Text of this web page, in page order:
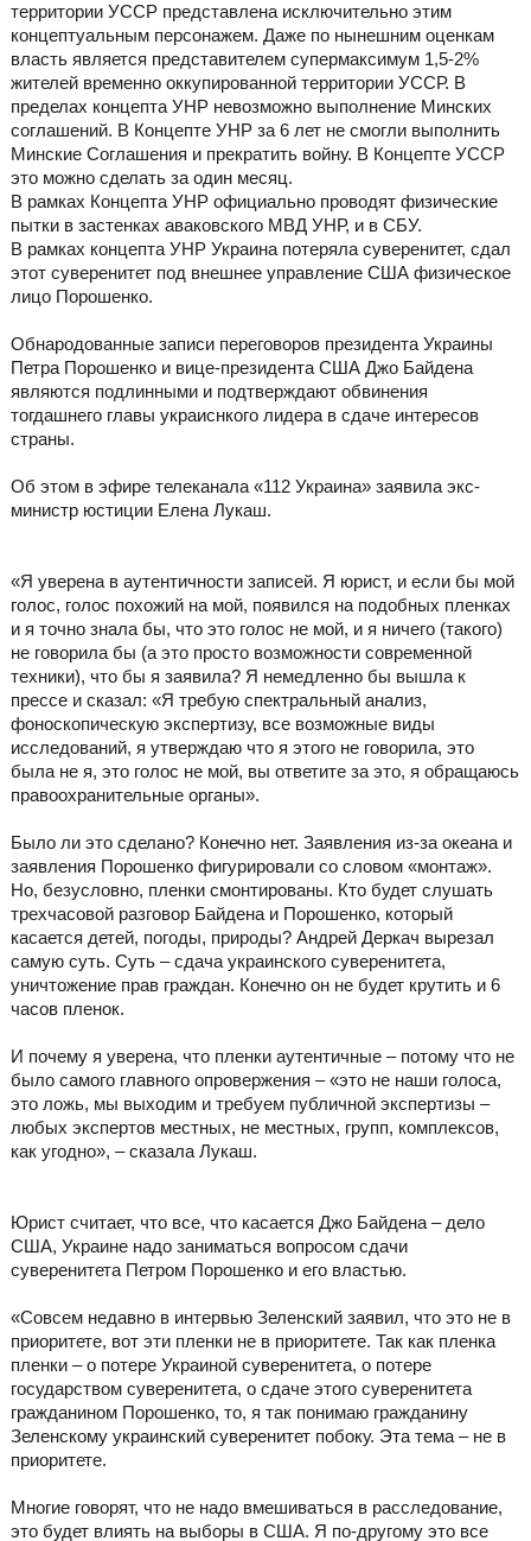
территории УССР представлена исключительно этим
концептуальным персонажем. Даже по нынешним оценкам
власть является представителем супермаксимум 1,5-2%
жителей временно оккупированной территории УССР. В
пределах концепта УНР невозможно выполнение Минских
соглашений. В Концепте УНР за 6 лет не смогли выполнить
Минские Соглашения и прекратить войну. В Концепте УССР
это можно сделать за один месяц.
В рамках Концепта УНР официально проводят физические
пытки в застенках аваковского МВД УНР, и в СБУ.
В рамках концепта УНР Украина потеряла суверенитет, сдал
этот суверенитет под внешнее управление США физическое
лицо Порошенко.
Обнародованные записи переговоров президента Украины
Петра Порошенко и вице-президента США Джо Байдена
являются подлинными и подтверждают обвинения
тогдашнего главы украиснкого лидера в сдаче интересов
страны.
Об этом в эфире телеканала «112 Украина» заявила экс-
министр юстиции Елена Лукаш.
«Я уверена в аутентичности записей. Я юрист, и если бы мой
голос, голос похожий на мой, появился на подобных пленках
и я точно знала бы, что это голос не мой, и я ничего (такого)
не говорила бы (а это просто возможности современной
техники), что бы я заявила? Я немедленно бы вышла к
прессе и сказал: «Я требую спектральный анализ,
фоноскопическую экспертизу, все возможные виды
исследований, я утверждаю что я этого не говорила, это
была не я, это голос не мой, вы ответите за это, я обращаюсь
правоохранительные органы».
Было ли это сделано? Конечно нет. Заявления из-за океана и
заявления Порошенко фигурировали со словом «монтаж».
Но, безусловно, пленки смонтированы. Кто будет слушать
трехчасовой разговор Байдена и Порошенко, который
касается детей, погоды, природы? Андрей Деркач вырезал
самую суть. Суть – сдача украинского суверенитета,
уничтожение прав граждан. Конечно он не будет крутить и 6
часов пленок.
И почему я уверена, что пленки аутентичные – потому что не
было самого главного опровержения – «это не наши голоса,
это ложь, мы выходим и требуем публичной экспертизы –
любых экспертов местных, не местных, групп, комплексов,
как угодно», – сказала Лукаш.
Юрист считает, что все, что касается Джо Байдена – дело
США, Украине надо заниматься вопросом сдачи
суверенитета Петром Порошенко и его властью.
«Совсем недавно в интервью Зеленский заявил, что это не в
приоритете, вот эти пленки не в приоритете. Так как пленка
пленки – о потере Украиной суверенитета, о потере
государством суверенитета, о сдаче этого суверенитета
гражданином Порошенко, то, я так понимаю гражданину
Зеленскому украинский суверенитет побоку. Эта тема – не в
приоритете.
Многие говорят, что не надо вмешиваться в расследование,
это будет влиять на выборы в США. Я по-другому это все